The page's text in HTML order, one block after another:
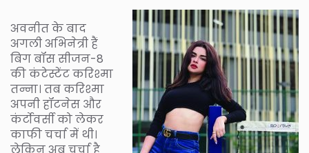
अवनीत के बाद
अगली अभिनेत्री हैं
बिग बॉस सीजन-8
की कंटेस्टेंट करिश्मा
तन्ना। तब करिश्मा
अपनी हॉटनेस और
कंर्टोवर्सी को लेकर
काफी चर्चा में थी।
लेकिन अब चर्चा है